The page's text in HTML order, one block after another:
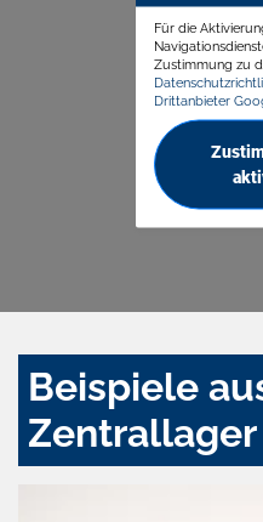
Für die
Zustimmung zu
Drittanbieter
Beispiele
Zentrallager